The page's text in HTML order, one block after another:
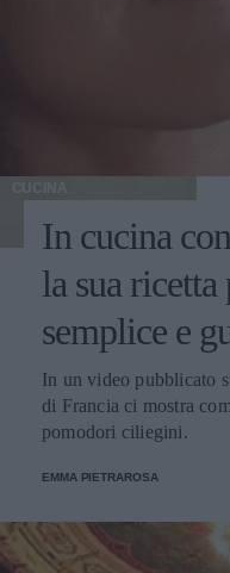
CUCINA
In cucina
la sua ricetta
semplice e
In un video pubblicato
di Francia ci mostra
pomodori ciliegini.
EMMA PIETRAROSA